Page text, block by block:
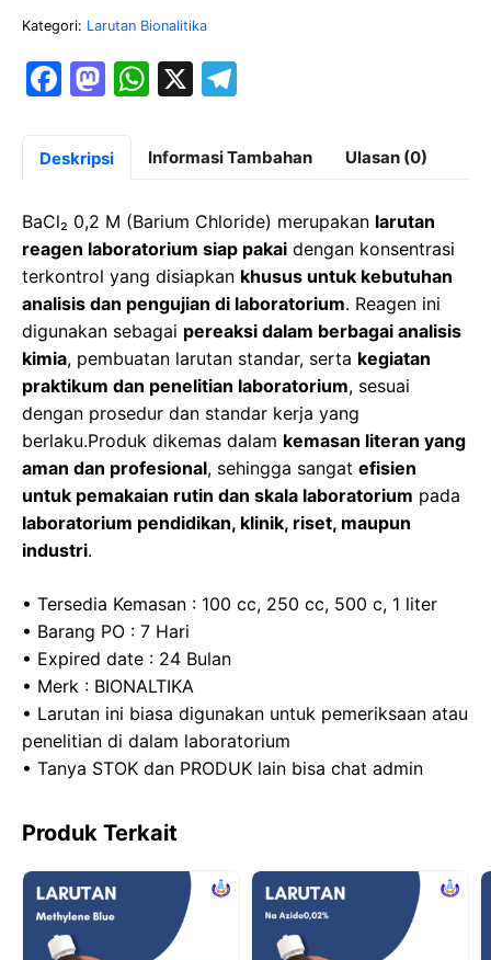
Kategori: Larutan Bionalitika
F
c
b
o
o
k
M
st
d
o
n
W
at
s
A
p
p
X
e
gr
a
m
Deskripsi Informasi Tambahan Ulasan (0)
BaCl₂ 0,2 M (Barium Chloride) merupakan larutan
reagen laboratorium siap pakai dengan konsentrasi
terkontrol yang disiapkan khusus untuk kebutuhan
analisis dan pengujian di laboratorium. Reagen ini
digunakan sebagai pereaksi dalam berbagai analisis
kimia, pembuatan larutan standar, serta kegiatan
praktikum dan penelitian laboratorium, sesuai
dengan prosedur dan standar kerja yang
berlaku.Produk dikemas dalam kemasan literan yang
aman dan profesional, sehingga sangat efisien
untuk pemakaian rutin dan skala laboratorium pada
laboratorium pendidikan, klinik, riset, maupun
industri.
• Tersedia Kemasan : 100 cc, 250 cc, 500 c, 1 liter
• Barang PO : 7 Hari
• Expired date : 24 Bulan
• Merk : BIONALTIKA
• Larutan ini biasa digunakan untuk pemeriksaan atau
penelitian di dalam laboratorium
• Tanya STOK dan PRODUK lain bisa chat admin
Produk Terkait